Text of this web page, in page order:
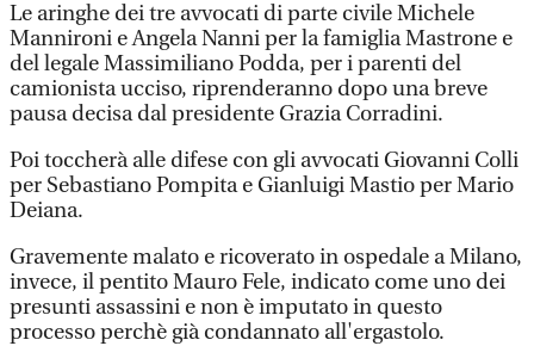
Le aringhe dei tre avvocati di parte civile Michele
Mannironi e Angela Nanni per la famiglia Mastrone e
del legale Massimiliano Podda, per i parenti del
camionista ucciso, riprenderanno dopo una breve
pausa decisa dal presidente Grazia Corradini.
Poi toccherà alle difese con gli avvocati Giovanni Colli
per Sebastiano Pompita e Gianluigi Mastio per Mario
Deiana.
Gravemente malato e ricoverato in ospedale a Milano,
invece, il pentito Mauro Fele, indicato come uno dei
presunti assassini e non è imputato in questo
processo perchè già condannato all'ergastolo.